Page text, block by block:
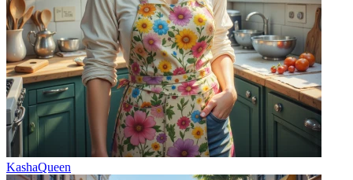
KashaQueen